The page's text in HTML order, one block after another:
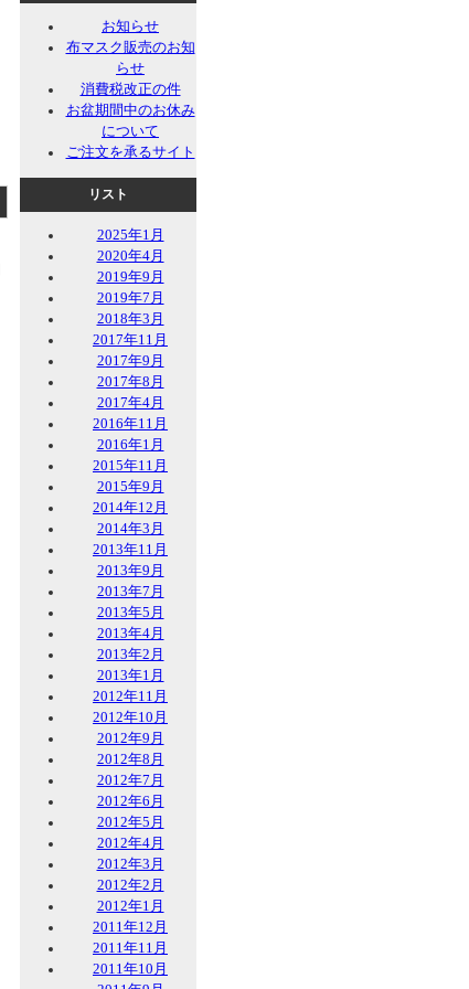
お知らせ
布マスク販売のお知
らせ
消費税改正の件
お盆期間中のお休み
について
ご注文を承るサイト
リスト
2025年1月
2020年4月
2019年9月
2019年7月
2018年3月
2017年11月
2017年9月
2017年8月
2017年4月
2016年11月
2016年1月
2015年11月
2015年9月
2014年12月
2014年3月
2013年11月
2013年9月
2013年7月
2013年5月
2013年4月
2013年2月
2013年1月
2012年11月
2012年10月
2012年9月
2012年8月
2012年7月
2012年6月
2012年5月
2012年4月
2012年3月
2012年2月
2012年1月
2011年12月
2011年11月
2011年10月